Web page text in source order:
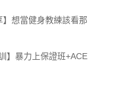
】想當健身教練該看那
】暴力上保證班+ACE